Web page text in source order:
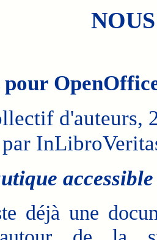
pour
d'auteurs,
déjà une